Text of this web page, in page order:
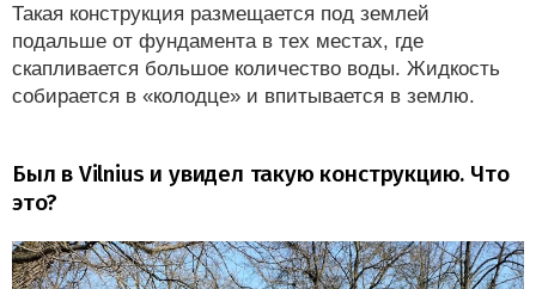
Такая конструкция размещается под землей
подальше от фундамента в тех местах, где
скапливается большое количество воды. Жидкость
собирается в «колодце» и впитывается в землю.
Был в Vilnius и увидел такую конструкцию. Что
это?